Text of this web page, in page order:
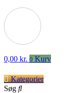
0,00 kr. 0 Kurv
Kategorier
Søg